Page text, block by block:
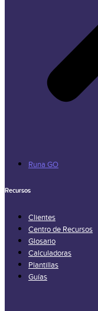
Runa GO
Recursos
Clientes
Centro de Recursos
Glosario
Calculadoras
Plantillas
Guías